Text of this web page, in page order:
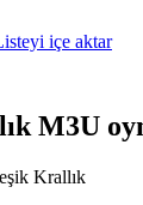
içe aktar
M3U
Krallık